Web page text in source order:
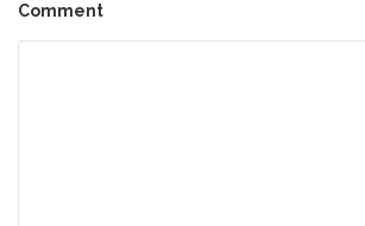
Comment